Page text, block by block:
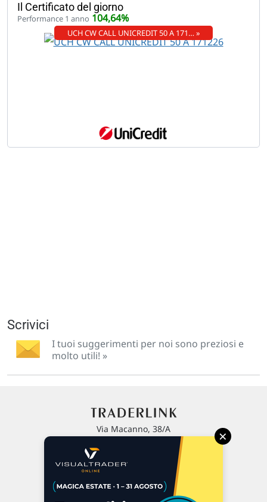
Il Certificato del giorno
Performance 1 anno 104,64%
UCH CW CALL UNICREDIT 50 A 171… »
Scrivici
I tuoi suggerimenti per noi sono preziosi e
molto utili! »
Via Macanno, 38/A
P.IVA 02 452 460 401
Chi siamo
×